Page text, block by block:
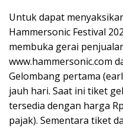
Untuk dapat
Hammersonic Festival
membuka gerai
www.hammersonic.com
Gelombang pertama
jauh hari. Saat ini tiket
tersedia dengan harga
pajak). Sementara tiket